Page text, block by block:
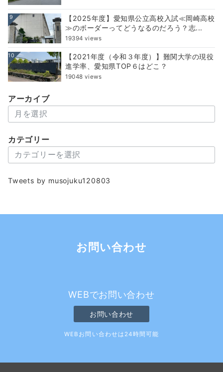
9
【2025年度】愛知県公立高校入試≪岡崎高校
≫のボーダーってどうなるのだろう？志...
19394 views
10
【2021年度（令和３年度）】難関大学の現役
進学率、愛知県TOP６はどこ？
19048 views
アーカイブ
ー
イ
カテゴリー
テ
リ
Tweets by musojuku120803
お問い合わせ
WEBでお問い合わせ
お問い合わせ
WEBお問い合わせは24時間可能